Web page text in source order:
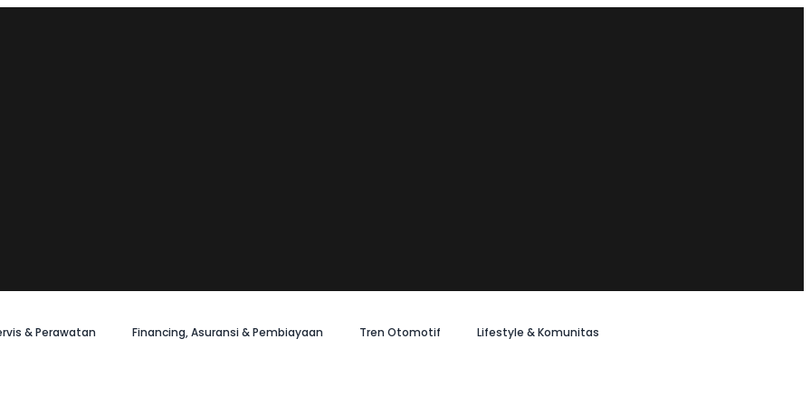
& Perawatan Financing, Asuransi & Pembiayaan Tren Otomotif Lifestyle & Komunitas